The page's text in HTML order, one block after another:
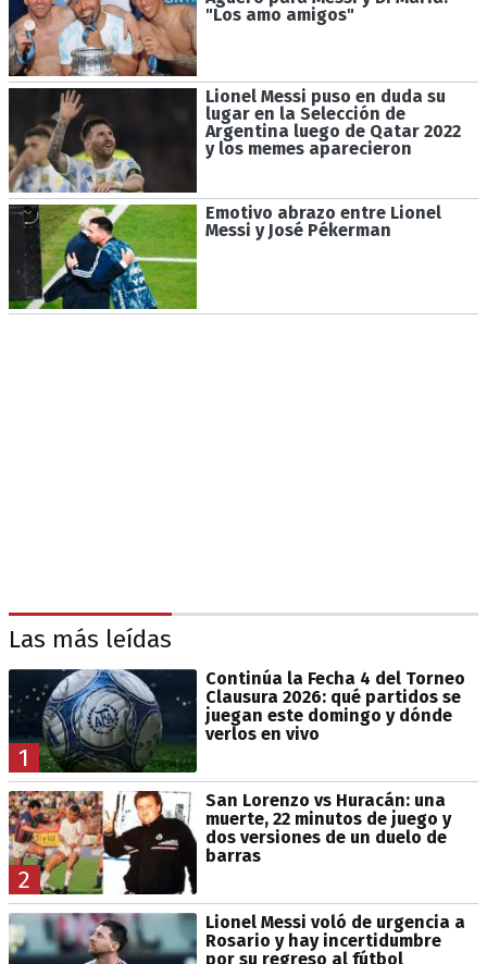
"Los amo amigos"
Lionel Messi puso en duda su
lugar en la Selección de
Argentina luego de Qatar 2022
y los memes aparecieron
Emotivo abrazo entre Lionel
Messi y José Pékerman
Las más leídas
1
Continúa la Fecha 4 del Torneo
Clausura 2026: qué partidos se
juegan este domingo y dónde
verlos en vivo
2
San Lorenzo vs Huracán: una
muerte, 22 minutos de juego y
dos versiones de un duelo de
barras
Lionel Messi voló de urgencia a
Rosario y hay incertidumbre
por su regreso al fútbol